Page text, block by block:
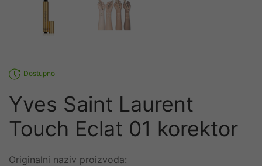
Dostupno
Yves Saint Laurent
Touch Eclat 01 korektor
Originalni naziv proizvoda: